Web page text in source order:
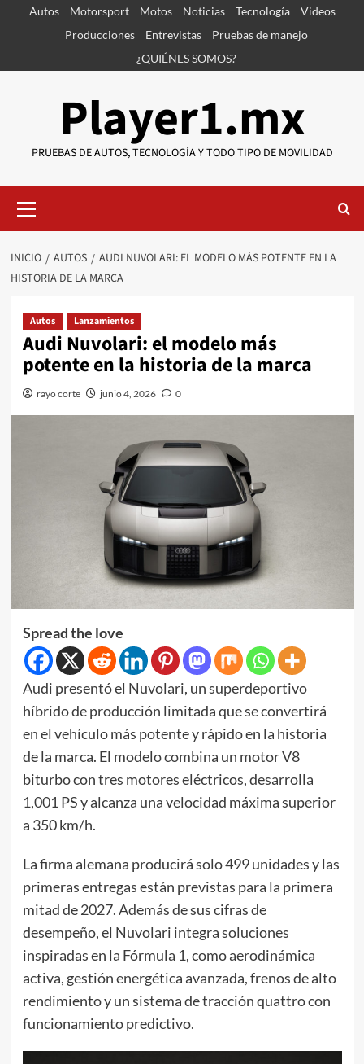
SaltarAutos Motorsport Motos Noticias Tecnología
Videos
Producciones
Entrevistas
Pruebas de manejo
¿QUIÉNES SOMOS?
Player1.mx
PRUEBAS DE AUTOS, TECNOLOGÍA Y TODO TIPO DE MOVILIDAD
primario
INICIO AUTOS
AUDI NUVOLARI: EL MODELO MÁS POTENTE EN LA
HISTORIA DE LA MARCA
Autos Lanzamientos
Audi Nuvolari: el modelo más
potente en la historia de la marca
rayo corte junio 4, 2026 0
Spread the love
Audi presentó el Nuvolari, un superdeportivo
híbrido de producción limitada que se convertirá
en el vehículo más potente y rápido en la historia
de la marca. El modelo combina un motor V8
biturbo con tres motores eléctricos, desarrolla
1,001 PS y alcanza una velocidad máxima superior
a 350 km/h.
La firma alemana producirá solo 499 unidades y las
primeras entregas están previstas para la primera
mitad de 2027. Además de sus cifras de
desempeño, el Nuvolari integra soluciones
inspiradas en la Fórmula 1, como aerodinámica
activa, gestión energética avanzada, frenos de alto
rendimiento y un sistema de tracción quattro con
funcionamiento predictivo.